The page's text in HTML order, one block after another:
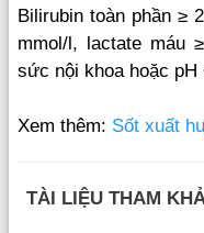
Bilirubin toàn phần ≥
mmol/l, lactate máu
sức nội khoa hoặc pH
Xem thêm: Sốt xuất
TÀI LIỆU THAM